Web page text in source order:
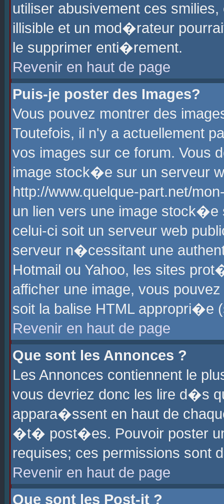
utiliser abusivement ces
illisible et un mod�rateur
le supprimer enti�rement.
Revenir en haut de page
Puis-je poster des Images?
Vous pouvez montrer des
Toutefois, il n'y a actuellement
vos images sur ce forum. Vous
image stock�e sur un serveur
http://www.quelque-part.net/
un lien vers une image
celui-ci soit un serveur web
serveur n�cessitant une
Hotmail ou Yahoo, les sites
afficher une image, vous
soit la balise HTML
Revenir en haut de page
Que sont les Annonces ?
Les Annonces contiennent le
vous devriez donc les lire d�s
appara�ssent en haut de
�t� post�es. Pouvoir poster
requises; ces permissions sont
Revenir en haut de page
Que sont les Post-it ?